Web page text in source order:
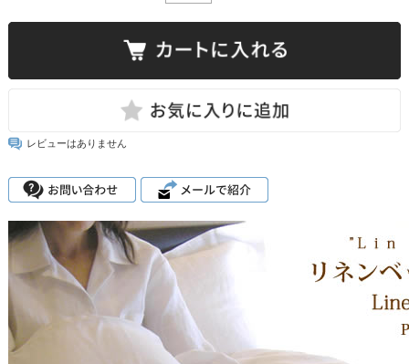
レビューはありません